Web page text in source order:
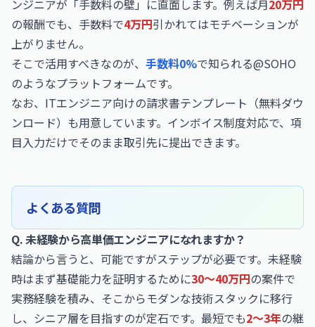
ンジニアが「手数料の壁」に直面します。例えば月20万円
の報酬でも、手数料で4万円引かれてはモチベーションが
上がりません。
そこで活用すべきなのが、 手数料0%で知られる@SOHO
のようなプラットフォームです。
なお、 ITエンジニア向けの請求書テンプレート（無料ダウ
ンロード） も用意しています。インボイス制度対応で、項
目入力だけでそのまま取引先に提出できます。
よくある質問
Q. 未経験から高単価エンジニアになれますか？
結論から言うと、可能ですがステップが必要です。未経験
時はまず基礎能力を証明するために30〜40万円の案件で
実務経験を積み、そこからモダンな技術スタックに移行
し、シニア層を目指すのが定石です。最短でも2〜3年の継